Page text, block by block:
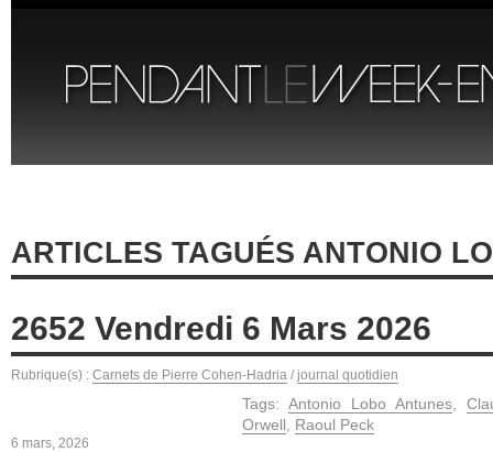
ARTICLES TAGUÉS ANTONIO
2652 Vendredi 6 Mars 2026
Rubrique(s) : Carnets de Pierre Cohen-Hadria / journal quotidien
Tags: Antonio Lobo Antunes
Orwell
Raoul Peck
6 mars, 2026